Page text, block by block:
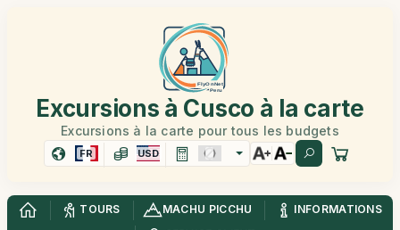
Excursions à Cusco à la carte
Excursions à la carte pour tous les budgets
FR USD
TOURS MACHU PICCHU
INFORMATIONS